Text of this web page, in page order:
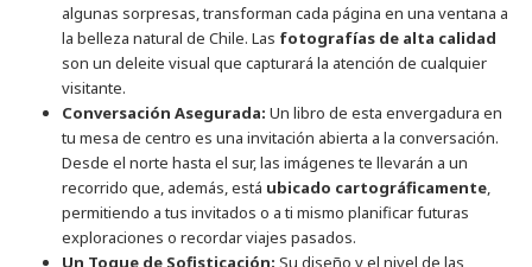
algunas sorpresas, transforman cada página en una ventana a
la belleza natural de Chile. Las fotografías de alta calidad
son un deleite visual que capturará la atención de cualquier
visitante.
Conversación Asegurada: Un libro de esta envergadura en
tu mesa de centro es una invitación abierta a la conversación.
Desde el norte hasta el sur, las imágenes te llevarán a un
recorrido que, además, está ubicado cartográficamente,
permitiendo a tus invitados o a ti mismo planificar futuras
exploraciones o recordar viajes pasados.
Un Toque de Sofisticación: Su diseño y el nivel de las